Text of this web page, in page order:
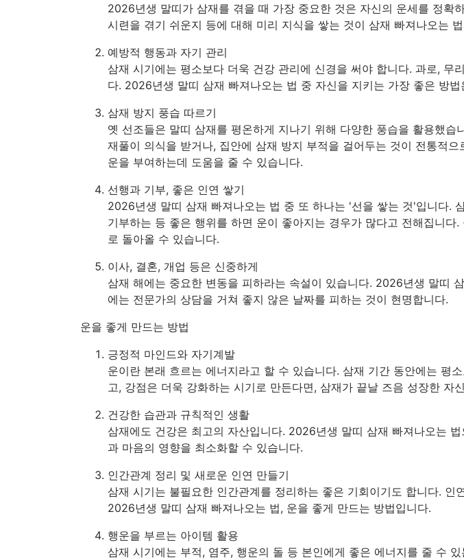
2026년생 말띠가 삼재를 겪을 때 가장 중요한 것은 자신의 운세를 정확
시련을 겪기 쉬운지 등에 대해 미리 지식을 쌓는 것이 삼재 빠져나오는
예방적 행동과 자기 관리
삼재 시기에는 평소보다 더욱 건강 관리에 신경을 써야 합니다. 과로,
다. 2026년생 말띠 삼재 빠져나오는 법 중 자신을 지키는 가장 좋은 방
삼재 방지 풍습 따르기
옛 선조들은 말띠 삼재를 평온하게 지나기 위해 다양한 풍습을 활용했
재풀이 의식을 받거나, 집안에 삼재 방지 부적을 걸어두는 것이 전통적
운을 부여하는데 도움을 줄 수 있습니다.
선행과 기부, 좋은 인연 쌓기
2026년생 말띠 삼재 빠져나오는 법 중 또 하나는 '선을 쌓는 것'입니다.
기부하는 등 좋은 행위를 하면 운이 좋아지는 경우가 많다고 전해집니
로 돌아올 수 있습니다.
이사, 결혼, 개업 등은 신중하게
삼재 해에는 중요한 변동을 피하라는 속설이 있습니다. 2026년생 말띠
에는 전문가의 상담을 거쳐 좋지 않은 날짜를 피하는 것이 현명합니다.
운을 좋게 만드는 방법
긍정적 마인드와 자기계발
운이란 본래 흐르는 에너지라고 할 수 있습니다. 삼재 기간 동안에는 평
고, 강점은 더욱 강화하는 시기로 만든다면, 삼재가 끝날 즈음 성장한 자
건강한 습관과 규칙적인 생활
삼재에도 건강은 최고의 자산입니다. 2026년생 말띠 삼재 빠져나오는
과 마음의 영향을 최소화할 수 있습니다.
인간관계 정리 및 새로운 인연 만들기
삼재 시기는 불필요한 인간관계를 정리하는 좋은 기회이기도 합니다.
2026년생 말띠 삼재 빠져나오는 법, 운을 좋게 만드는 방법입니다.
행운을 부르는 아이템 활용
삼재 시기에는 부적, 염주, 행운의 돌 등 본인에게 좋은 에너지를 줄 수